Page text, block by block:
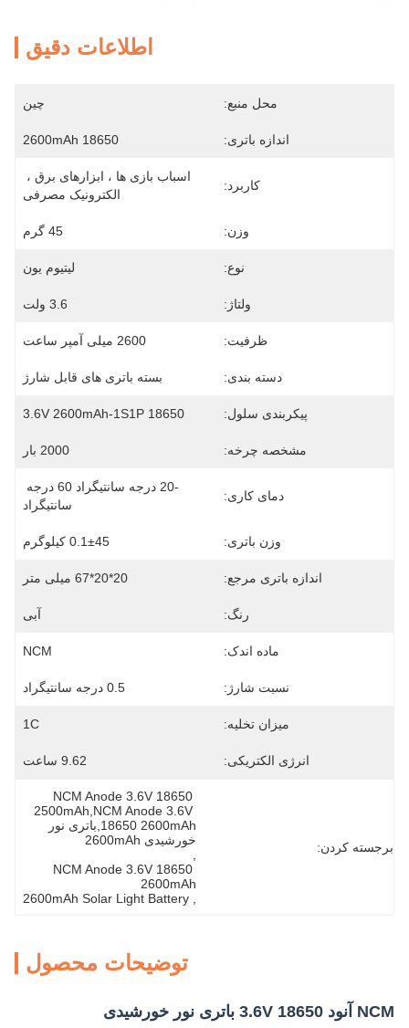
اطلاعات دقیق
محل منبع: چین
اندازه باتری: 18650 2600mAh
کاربرد:
الکترونیک مصرفی
وزن: 45 گرم
نوع: لیتیوم یون
ولتاژ: 3.6 ولت
ظرفیت: 2600 میلی آمپر ساعت
دسته بندی: بسته باتری های قابل شارژ
پیکربندی سلول: 18650 3.6V 2600mAh-1S1P
مشخصه چرخه: 2000 بار
دمای کاری:
سانتیگراد
وزن باتری: 0.1±45 کیلوگرم
اندازه باتری مرجع: 20*20*67 میلی متر
رنگ: آبی
ماده اندک: NCM
نسبت شارژ: 0.5 درجه سانتیگراد
میزان تخلیه: 1C
انرژی الکتریکی: 9.62 ساعت
برجسته کردن:
NCM Anode 3.6V 18650
2500mAh,NCM Anode 3.6V
خورشیدی 2600mAh
NCM Anode 3.6V 18650
2600mAh
2600mAh Solar Light Battery
توضیحات محصول
NCM آنود 3.6V 18650 باتری نور خورشیدی